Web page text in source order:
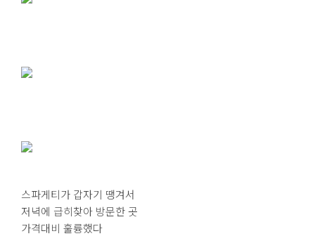
스파게티가 갑자기 땡겨서
저녁에 급히찾아 방문한 곳
가격대비 훌륭했다